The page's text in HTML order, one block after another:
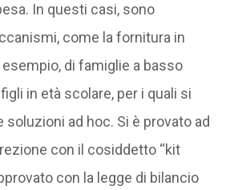
In questi casi, sono
come la fornitura in
esempio, di famiglie a basso
in età scolare, per i quali si
ad hoc. Si è provato ad
con il cosiddetto “kit
con la legge di bilancio